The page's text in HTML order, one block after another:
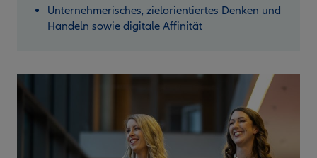
Unternehmerisches, zielorientiertes Denken und
Handeln sowie digitale Affinität